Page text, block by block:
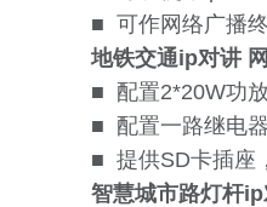
■ 可作网络广播
地铁交通ip对讲
■ 配置2*20W功
■ 配置一路继电
■ 提供SD卡插座
智慧城市路灯杆